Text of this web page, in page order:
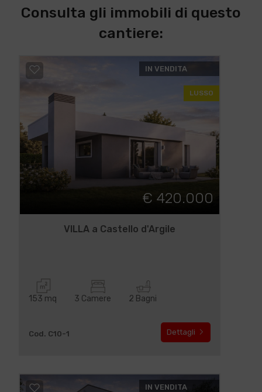
Consulta gli immobili di questo
cantiere:
IN VENDITA
LUSSO
€ 420.000
VILLA a Castello d'Argile
153 mq 3 Camere 2 Bagni
Cod. C10-1 Dettagli
IN VENDITA